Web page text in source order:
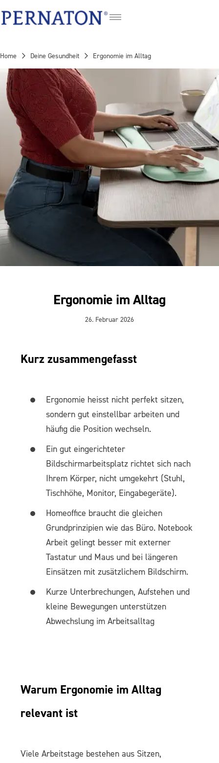
IT
EN
Home Deine Gesundheit Ergonomie im Alltag
Ergonomie im Alltag
26. Februar 2026
Kurz zusammengefasst
Ergonomie heisst nicht perfekt sitzen,
sondern gut einstellbar arbeiten und
häufig die Position wechseln.
Ein gut eingerichteter
Bildschirmarbeitsplatz richtet sich nach
Ihrem Körper, nicht umgekehrt (Stuhl,
Tischhöhe, Monitor, Eingabegeräte).
Homeoffice braucht die gleichen
Grundprinzipien wie das Büro. Notebook
Arbeit gelingt besser mit externer
Tastatur und Maus und bei längeren
Einsätzen mit zusätzlichem Bildschirm.
Kurze Unterbrechungen, Aufstehen und
kleine Bewegungen unterstützen
Abwechslung im Arbeitsalltag
Warum Ergonomie im Alltag
relevant ist
Viele Arbeitstage bestehen aus Sitzen,